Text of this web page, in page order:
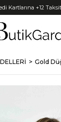
Kartlarına +12
Gold